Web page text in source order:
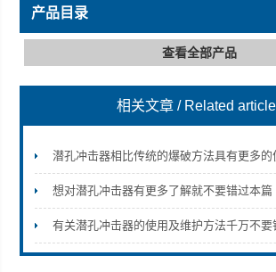
宣化县瑞科钻孔机械厂
产品目录
查看全部产品
相关文章 / Related
潜孔冲击器相比传统的爆破方法具有更多的
想对潜孔冲击器有更多了解就不要错过本篇
有关潜孔冲击器的使用及维护方法千万不要